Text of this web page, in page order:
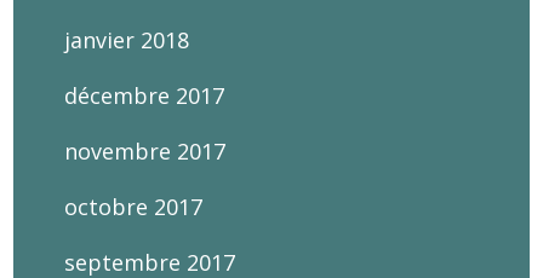
janvier 2018
décembre 2017
novembre 2017
octobre 2017
septembre 2017